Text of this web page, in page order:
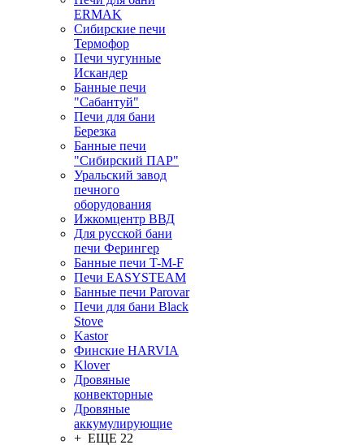
ERMAK
Сибирские печи
Термофор
Печи чугунные
Искандер
Банные печи
"Сабантуй"
Печи для бани
Березка
Банные печи
"Сибирский ПАР"
Уральский завод
печного
оборудования
Ижкомцентр ВВД
Для русской бани
печи Ферингер
Банные печи T-M-F
Печи EASYSTEAM
Банные печи Parovar
Печи для бани Black
Stove
Kastor
Финские HARVIA
Klover
Дровяные
конвекторные
Дровяные
аккумулирующие
+ ЕЩЕ 22